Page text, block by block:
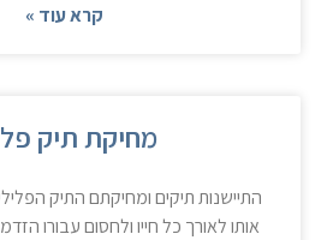
קרא עוד »
מחיקת תיק
התיישנות תיקים ומחיקתם התיק
אותו לאורך כל חייו ולחסום עבורו